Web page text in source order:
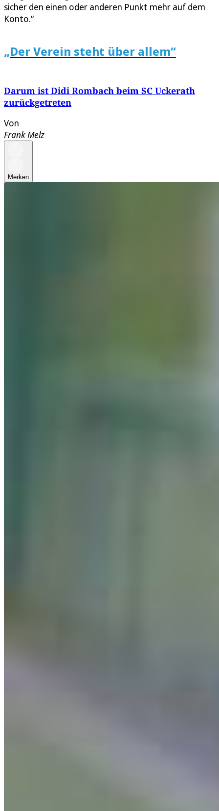
sicher den einen oder anderen Punkt mehr auf dem
Konto.“
„Der Verein steht über allem“
Darum ist Didi Rombach beim SC Uckerath
zurückgetreten
Von
Frank Melz
Merken